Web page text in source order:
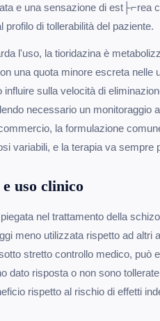
e una sensazione di est├⌐rea
profilo di tollerabilità del paziente.
l'uso, la tioridazina è
una quota minore escreta nelle
influire sulla velocità di
necessario un monitoraggio
la formulazione
variabili, e la terapia va sempre
uso clinico
nel trattamento della
meno utilizzata rispetto ad altri
stretto controllo medico, può
dato risposta o non sono
rispetto al rischio di effetti